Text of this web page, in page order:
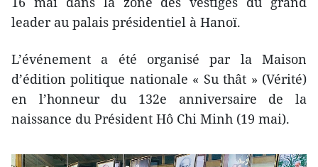
leader au palais présidentiel à Hanoï.
L’événement a été organisé par la Maison
d’édition politique nationale « Su thât » (Vérité)
en l’honneur du 132e anniversaire de la
naissance du Président Hô Chi Minh (19 mai).